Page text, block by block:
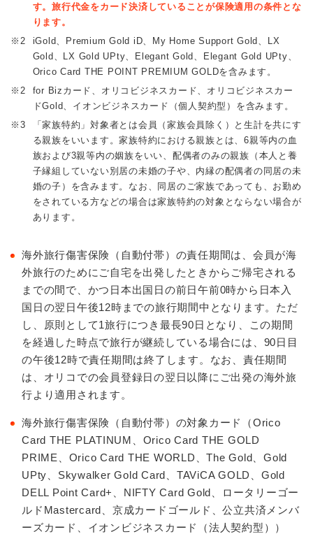
す。旅行代金をカード決済していることが保険適用の条件とな
ります。
※2
iGold、Premium Gold iD、My Home Support Gold、LX
Gold、LX Gold UPty、Elegant Gold、Elegant Gold UPty、
Orico Card THE POINT PREMIUM GOLDを含みます。
※2
for Bizカード、オリコビジネスカード、オリコビジネスカー
ドGold、イオンビジネスカード（個人契約型）を含みます。
※3
「家族特約」対象者とは会員（家族会員除く）と生計を共にす
る親族をいいます。家族特約における親族とは、6親等内の血
族および3親等内の姻族をいい、配偶者のみの親族（本人と養
子縁組していない別居の未婚の子や、内縁の配偶者の同居の未
婚の子）を含みます。なお、同居のご家族であっても、お勤め
をされている方などの場合は家族特約の対象とならない場合が
あります。
海外旅行傷害保険（自動付帯）の責任期間は、会員が海
外旅行のためにご自宅を出発したときからご帰宅される
までの間で、かつ日本出国日の前日午前0時から日本入
国日の翌日午後12時までの旅行期間中となります。ただ
し、原則として1旅行につき最長90日となり、この期間
を経過した時点で旅行が継続している場合には、90日目
の午後12時で責任期間は終了します。なお、責任期間
は、オリコでの会員登録日の翌日以降にご出発の海外旅
行より適用されます。
海外旅行傷害保険（自動付帯）の対象カード（Orico
Card THE PLATINUM、Orico Card THE GOLD
PRIME、Orico Card THE WORLD、The Gold、Gold
UPty、Skywalker Gold Card、TAViCA GOLD、Gold
DELL Point Card+、NIFTY Card Gold、ロータリーゴー
ルドMastercard、京成カードゴールド、公立共済メンバ
ーズカード、イオンビジネスカード（法人契約型））